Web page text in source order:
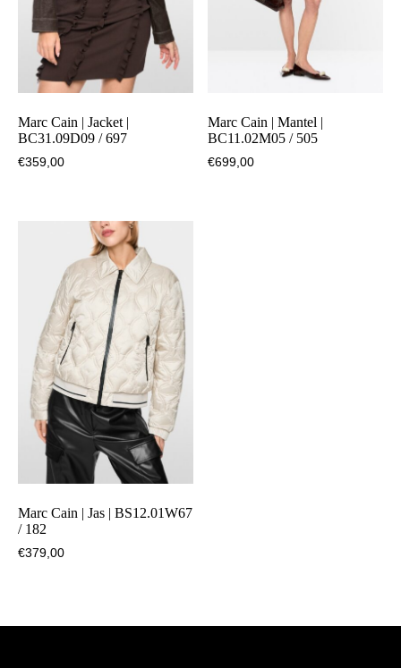
Marc Cain | Jacket |
BC31.09D09 / 697
€359,00
Marc Cain | Mantel |
BC11.02M05 / 505
€699,00
Marc Cain | Jas | BS12.01W67
/ 182
€379,00